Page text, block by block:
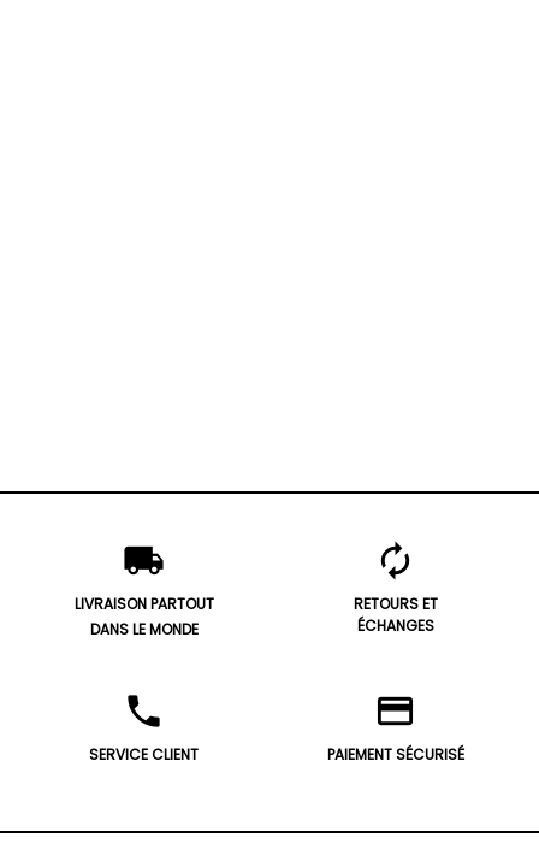
local_shipping
LIVRAISON PARTOUT
DANS LE MONDE
autorenew
RETOURS ET
ÉCHANGES
phone
SERVICE CLIENT
credit_card
PAIEMENT SÉCURISÉ